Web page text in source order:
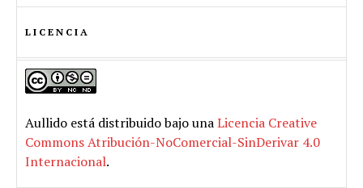
LICENCIA
Aullido está distribuido bajo unaLicencia Creative
Commons Atribución-NoComercial-SinDerivar 4.0
Internacional.